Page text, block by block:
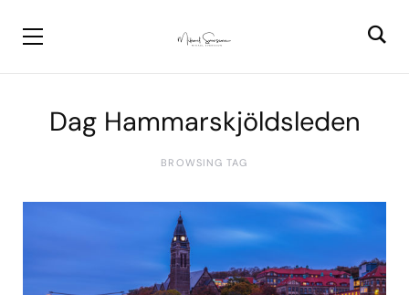
Dag Hammarskjöldsleden
BROWSING TAG